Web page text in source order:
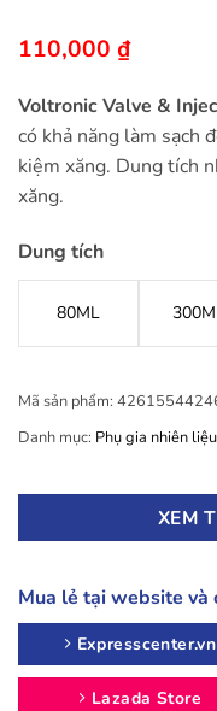
110,000 ₫
Voltronic Valve &
có khả năng làm sạch
kiệm xăng. Dung tích
xăng.
Dung tích
80ML
Mã sản phẩm:
Danh mục: Phụ gia nhiên liệu
XEM
Mua lẻ tại website và
Expresscenter.vn
Lazada Store